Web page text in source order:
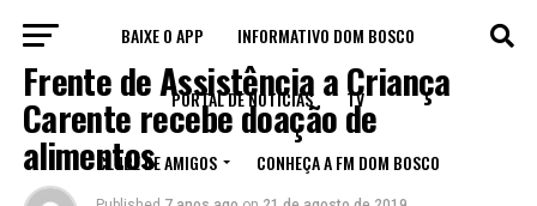
BAIXE O APP INFORMATIVO DOM BOSCO
PORTAL DE NOTÍCIAS TV
CLUBE DE AMIGOS CONHEÇA A FM DOM BOSCO
NOTÍCIAS
Frente de Assistência a Criança
Carente recebe doação de
alimentos